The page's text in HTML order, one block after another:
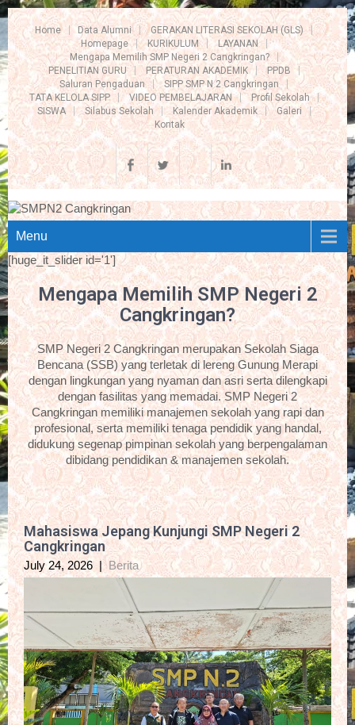
Home Data Alumni
GERAKAN LITERASI SEKOLAH (GLS)
Homepage
KURIKULUM
LAYANAN
Mengapa Memilih SMP Negeri 2 Cangkringan?
PENELITIAN GURU
PERATURAN AKADEMIK
PPDB
Saluran Pengaduan
SIPP SMP N 2 Cangkringan
TATA KELOLA SIPP
VIDEO PEMBELAJARAN
Profil Sekolah
SISWA
Silabus Sekolah Kalender Akademik
Galeri
Kontak
Menu
[huge_it_slider id='1']
Mengapa Memilih SMP Negeri 2
Cangkringan?
SMP Negeri 2 Cangkringan merupakan Sekolah Siaga
Bencana (SSB) yang terletak di lereng Gunung Merapi
dengan lingkungan yang nyaman dan asri serta dilengkapi
dengan fasilitas yang memadai. SMP Negeri 2
Cangkringan memiliki manajemen sekolah yang rapi dan
profesional, serta memiliki tenaga pendidik yang handal,
didukung segenap pimpinan sekolah yang berpengalaman
dibidang pendidikan & manajemen sekolah.
Mahasiswa Jepang Kunjungi SMP Negeri 2
Cangkringan
July 24, 2026 |Berita